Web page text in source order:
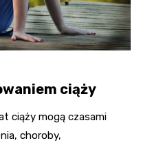
ciąży
ciąży mogą czasami
choroby,